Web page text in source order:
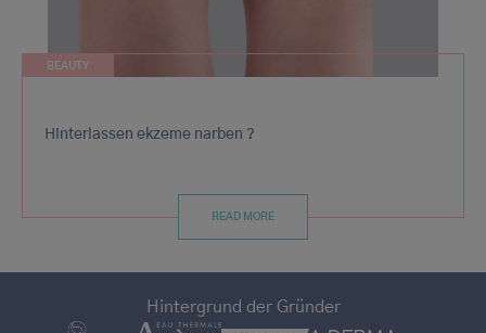
BEAUTY
Hinterlassen ekzeme narben ?
READ MORE
Hintergrund der Gründer